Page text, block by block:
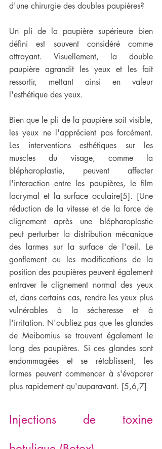
d'une chirurgie des doubles paupières?
Un pli de la paupière supérieure bien
défini est souvent considéré comme
attrayant. Visuellement, la double
paupière agrandit les yeux et les fait
ressortir, mettant ainsi en valeur
l'esthétique des yeux.
Bien que le pli de la paupière soit visible,
les yeux ne l'apprécient pas forcément.
Les interventions esthétiques sur les
muscles du visage, comme la
blépharoplastie, peuvent affecter
l'interaction entre les paupières, le film
lacrymal et la surface oculaire[5]. [Une
réduction de la vitesse et de la force de
clignement après une blépharoplastie
peut perturber la distribution mécanique
des larmes sur la surface de l'œil. Le
gonflement ou les modifications de la
position des paupières peuvent également
entraver le clignement normal des yeux
et, dans certains cas, rendre les yeux plus
vulnérables à la sécheresse et à
l'irritation. N'oubliez pas que les glandes
de Meibomius se trouvent également le
long des paupières. Si ces glandes sont
endommagées et se rétablissent, les
larmes peuvent commencer à s'évaporer
plus rapidement qu'auparavant. [5,6,7]
Injections de toxine